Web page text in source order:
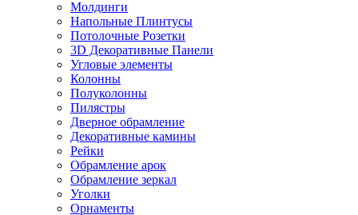
Молдинги
Напольные Плинтусы
Потолочные Розетки
3D Декоративные Панели
Угловые элементы
Колонны
Полуколонны
Пилястры
Дверное обрамление
Декоративные камины
Рейки
Обрамление арок
Обрамление зеркал
Уголки
Орнаменты